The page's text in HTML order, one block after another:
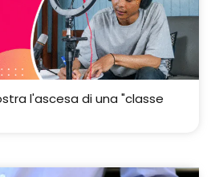
l'ascesa di una "classe